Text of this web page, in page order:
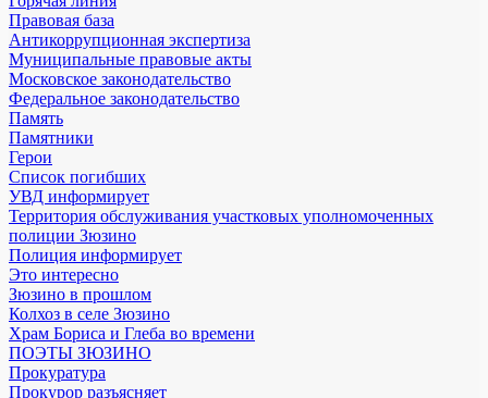
Правовая база
Антикоррупционная экспертиза
Муниципальные правовые акты
Московское законодательство
Федеральное законодательство
Память
Памятники
Герои
Список погибших
УВД информирует
Территория обслуживания участковых уполномоченных
полиции Зюзино
Полиция информирует
Это интересно
Зюзино в прошлом
Колхоз в селе Зюзино
Храм Бориса и Глеба во времени
ПОЭТЫ ЗЮЗИНО
Прокуратура
Прокурор разъясняет